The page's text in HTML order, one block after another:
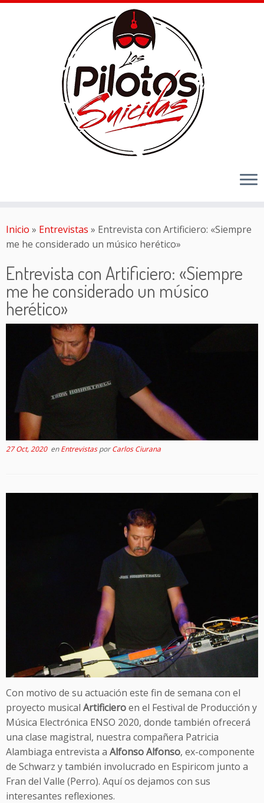
Inicio » Entrevistas » Entrevista con Artificiero: «Siempre
me he considerado un músico herético»
Entrevista con Artificiero: «Siempre
me he considerado un músico
herético»
27 Oct, 2020enEntrevistasporCarlos Ciurana
Con motivo de su actuación este fin de semana con el
proyecto musical Artificieroen el Festival de Producción y
Música Electrónica ENSO 2020, donde también ofrecerá
una clase magistral, nuestra compañera Patricia
Alambiaga entrevista a Alfonso Alfonso, ex-componente
de Schwarz y también involucrado en Espiricom junto a
Fran del Valle (Perro). Aquí os dejamos con sus
interesantes reflexiones.